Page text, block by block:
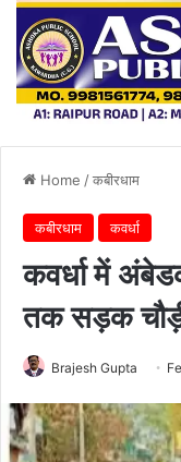
Home /कबीरधाम
कबीरधाम कवर्धा
कवर्धा में
तक सड़क
Brajesh Gupta